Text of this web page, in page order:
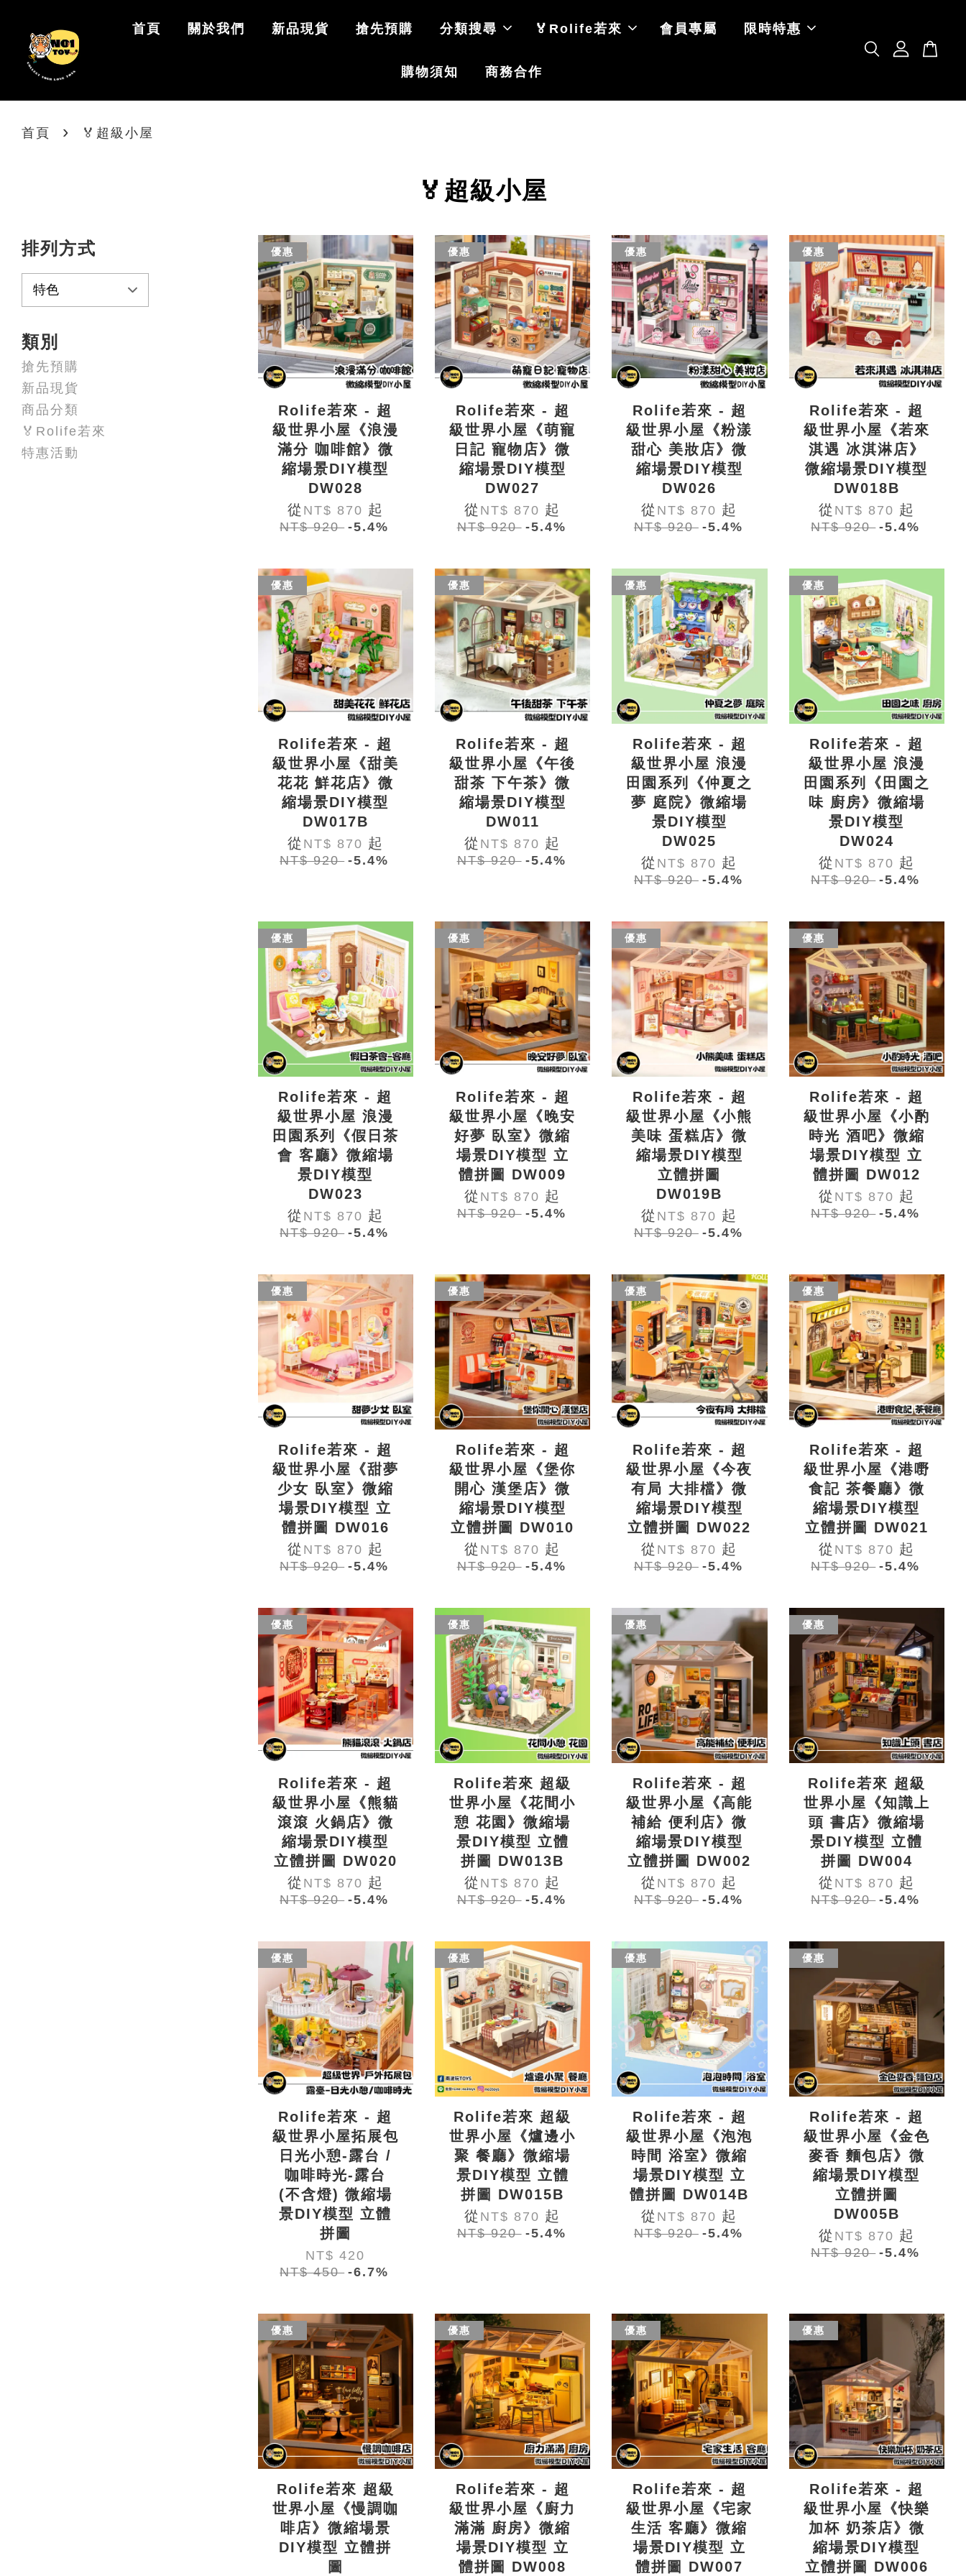
首頁 關於我們 新品現貨 搶先預購 分類搜尋 🏅Rolife若來 會員專屬 限時特惠
購物須知 商務合作
首頁 › 🏅超級小屋
🏅超級小屋
排列方式
類別
搶先預購
新品現貨
商品分類
🏅Rolife若來
特惠活動
優惠
Rolife若來 - 超
級世界小屋《浪漫
滿分 咖啡館》微
縮場景DIY模型
DW028
從 NT$ 870 起
NT$ 920 -5.4%
優惠
Rolife若來 - 超
級世界小屋《萌寵
日記 寵物店》微
縮場景DIY模型
DW027
從 NT$ 870 起
NT$ 920 -5.4%
優惠
Rolife若來 - 超
級世界小屋《粉漾
甜心 美妝店》微
縮場景DIY模型
DW026
從 NT$ 870 起
NT$ 920 -5.4%
優惠
Rolife若來 - 超
級世界小屋《若來
淇遇 冰淇淋店》
微縮場景DIY模型
DW018B
從 NT$ 870 起
NT$ 920 -5.4%
優惠
Rolife若來 - 超
級世界小屋《甜美
花花 鮮花店》微
縮場景DIY模型
DW017B
從 NT$ 870 起
NT$ 920 -5.4%
優惠
Rolife若來 - 超
級世界小屋《午後
甜茶 下午茶》微
縮場景DIY模型
DW011
從 NT$ 870 起
NT$ 920 -5.4%
優惠
Rolife若來 - 超
級世界小屋 浪漫
田園系列《仲夏之
夢 庭院》微縮場
景DIY模型
DW025
從 NT$ 870 起
NT$ 920 -5.4%
優惠
Rolife若來 - 超
級世界小屋 浪漫
田園系列《田園之
味 廚房》微縮場
景DIY模型
DW024
從 NT$ 870 起
NT$ 920 -5.4%
優惠
Rolife若來 - 超
級世界小屋 浪漫
田園系列《假日茶
會 客廳》微縮場
景DIY模型
DW023
從 NT$ 870 起
NT$ 920 -5.4%
優惠
Rolife若來 - 超
級世界小屋《晚安
好夢 臥室》微縮
場景DIY模型 立
體拼圖 DW009
從 NT$ 870 起
NT$ 920 -5.4%
優惠
Rolife若來 - 超
級世界小屋《小熊
美味 蛋糕店》微
縮場景DIY模型
立體拼圖
DW019B
從 NT$ 870 起
NT$ 920 -5.4%
優惠
Rolife若來 - 超
級世界小屋《小酌
時光 酒吧》微縮
場景DIY模型 立
體拼圖 DW012
從 NT$ 870 起
NT$ 920 -5.4%
優惠
Rolife若來 - 超
級世界小屋《甜夢
少女 臥室》微縮
場景DIY模型 立
體拼圖 DW016
從 NT$ 870 起
NT$ 920 -5.4%
優惠
Rolife若來 - 超
級世界小屋《堡你
開心 漢堡店》微
縮場景DIY模型
立體拼圖 DW010
從 NT$ 870 起
NT$ 920 -5.4%
優惠
Rolife若來 - 超
級世界小屋《今夜
有局 大排檔》微
縮場景DIY模型
立體拼圖 DW022
從 NT$ 870 起
NT$ 920 -5.4%
優惠
Rolife若來 - 超
級世界小屋《港嘢
食記 茶餐廳》微
縮場景DIY模型
立體拼圖 DW021
從 NT$ 870 起
NT$ 920 -5.4%
優惠
Rolife若來 - 超
級世界小屋《熊貓
滾滾 火鍋店》微
縮場景DIY模型
立體拼圖 DW020
從 NT$ 870 起
NT$ 920 -5.4%
優惠
Rolife若來 超級
世界小屋《花間小
憩 花園》微縮場
景DIY模型 立體
拼圖 DW013B
從 NT$ 870 起
NT$ 920 -5.4%
優惠
Rolife若來 - 超
級世界小屋《高能
補給 便利店》微
縮場景DIY模型
立體拼圖 DW002
從 NT$ 870 起
NT$ 920 -5.4%
優惠
Rolife若來 超級
世界小屋《知識上
頭 書店》微縮場
景DIY模型 立體
拼圖 DW004
從 NT$ 870 起
NT$ 920 -5.4%
優惠
Rolife若來 - 超
級世界小屋拓展包
日光小憩-露台 /
咖啡時光-露台
(不含燈) 微縮場
景DIY模型 立體
拼圖
NT$ 420
NT$ 450 -6.7%
優惠
Rolife若來 超級
世界小屋《爐邊小
聚 餐廳》微縮場
景DIY模型 立體
拼圖 DW015B
從 NT$ 870 起
NT$ 920 -5.4%
優惠
Rolife若來 - 超
級世界小屋《泡泡
時間 浴室》微縮
場景DIY模型 立
體拼圖 DW014B
從 NT$ 870 起
NT$ 920 -5.4%
優惠
Rolife若來 - 超
級世界小屋《金色
麥香 麵包店》微
縮場景DIY模型
立體拼圖
DW005B
從 NT$ 870 起
NT$ 920 -5.4%
優惠
Rolife若來 超級
世界小屋《慢調咖
啡店》微縮場景
DIY模型 立體拼
圖
優惠
Rolife若來 - 超
級世界小屋《廚力
滿滿 廚房》微縮
場景DIY模型 立
體拼圖 DW008
優惠
Rolife若來 - 超
級世界小屋《宅家
生活 客廳》微縮
場景DIY模型 立
體拼圖 DW007
優惠
Rolife若來 - 超
級世界小屋《快樂
加杯 奶茶店》微
縮場景DIY模型
立體拼圖 DW006